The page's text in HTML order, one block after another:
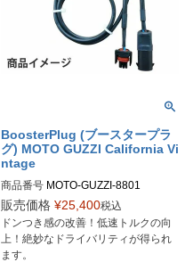
BoosterPlug (ブースタープラ
グ) MOTO GUZZI California Vi
ntage
商品番号 MOTO-GUZZI-8801
BSP-TYPE-G
販売価格 ¥25,400税込
ドンつき感の改善！低速トルクの向
上！絶妙なドライバリティが得られ
ます。